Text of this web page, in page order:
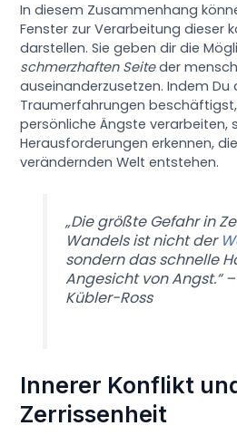
In diesem Zusammenhang
Fenster zur Verarbeitung dieser
darstellen. Sie geben dir die
schmerzhaften Seiteder
auseinanderzusetzen. Indem Du
Traumerfahrungen
persönliche Ängste verarbeiten,
Herausforderungen erkennen,
verändernden Welt entstehen.
„Die größte Gefahr in
Wandels ist nicht der
sondern das schnelle
Angesicht von Angst.“
Kübler-Ross
Innerer Konflikt
Zerrissenheit